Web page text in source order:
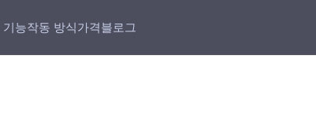
기능작동 방식가격블로그